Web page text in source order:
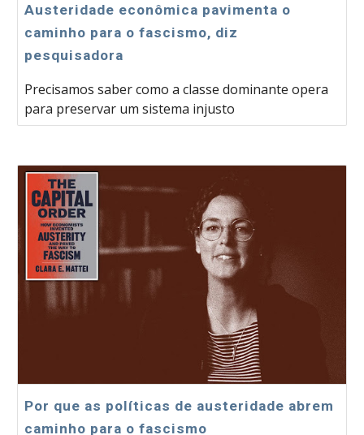
Austeridade econômica pavimenta o
caminho para o fascismo, diz
pesquisadora
Precisamos saber como a classe dominante opera
para preservar um sistema injusto
Por que as políticas de austeridade abrem
caminho para o fascismo